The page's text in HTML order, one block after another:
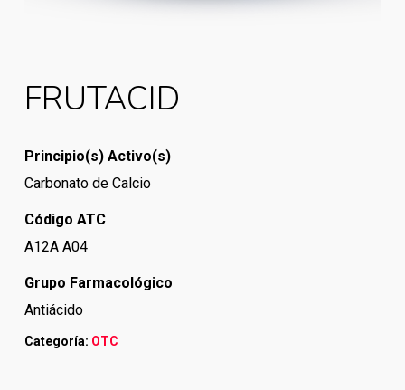
FRUTACID
Principio(s) Activo(s)
Carbonato de Calcio
Código ATC
A12A A04
Grupo Farmacológico
Antiácido
Categoría: OTC